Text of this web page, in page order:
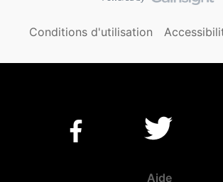
Conditions d'utilisation
Aide